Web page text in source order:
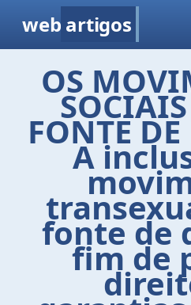
web artigos
OS
FONTE
A
fonte de
fim de